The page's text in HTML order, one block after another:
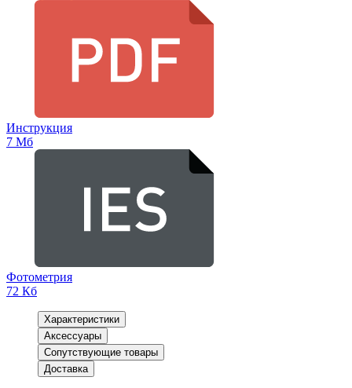
Инструкция
7 Мб
Фотометрия
72 Кб
Характеристики
Аксессуары
Сопутствующие товары
Доставка